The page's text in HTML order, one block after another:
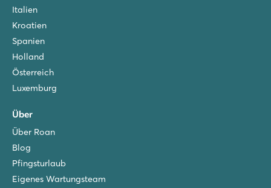
Italien
Kroatien
Spanien
Holland
Österreich
Luxemburg
Über
Über Roan
Blog
Pfingsturlaub
Eigenes Wartungsteam